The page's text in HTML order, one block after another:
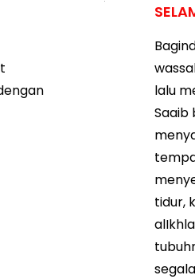
lalu
Saaib
tidur,